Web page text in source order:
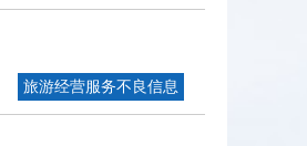
旅游经营服务不良信息